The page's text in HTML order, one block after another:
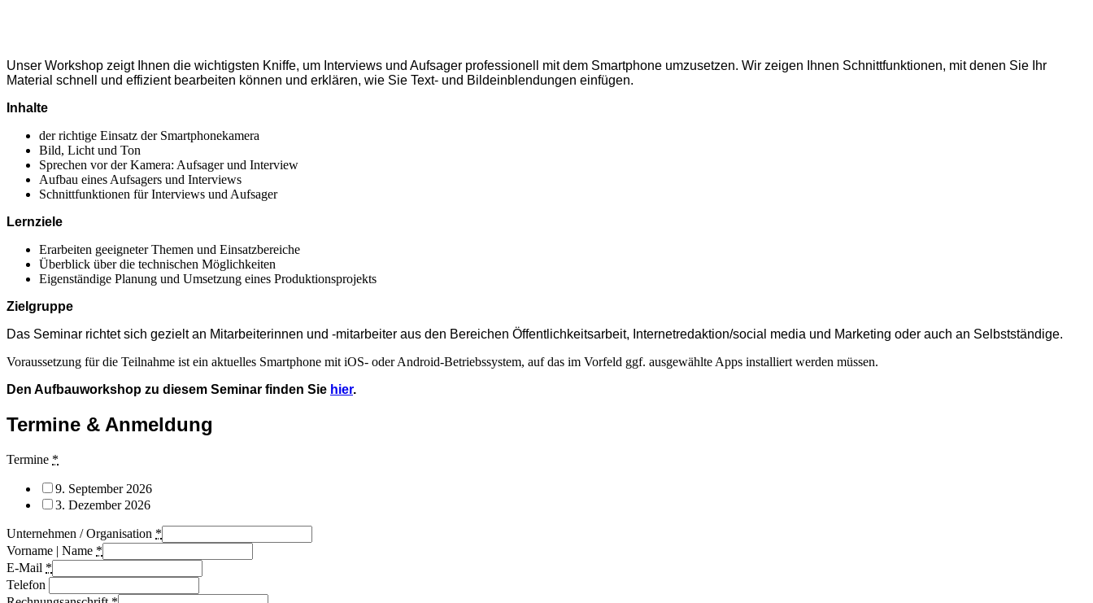
Unser Workshop zeigt Ihnen die wichtigsten Kniffe, um Interviews und Aufsager professionell mit dem Smartphone umzusetzen. Wir zeigen Ihnen Schnittfunktionen, mit denen Sie Ihr
Material schnell und effizient bearbeiten können und erklären, wie Sie Text- und Bildeinblendungen einfügen.
Inhalte
der richtige Einsatz der Smartphonekamera
Bild, Licht und Ton
Sprechen vor der Kamera: Aufsager und Interview
Aufbau eines Aufsagers und Interviews
Schnittfunktionen für Interviews und Aufsager
Lernziele
Erarbeiten geeigneter Themen und Einsatzbereiche
Überblick über die technischen Möglichkeiten
Eigenständige Planung und Umsetzung eines Produktionsprojekts
Zielgruppe
Das Seminar richtet sich gezielt an Mitarbeiterinnen und -mitarbeiter aus den Bereichen Öffentlichkeitsarbeit, Internetredaktion/social media und Marketing oder auch an Selbstständige.
Voraussetzung für die Teilnahme ist ein aktuelles Smartphone mit iOS- oder Android-Betriebssystem, auf das im Vorfeld ggf. ausgewählte Apps installiert werden müssen.
Den Aufbauworkshop zu diesem Seminar finden Sie hier.
Termine & Anmeldung
Termine *
9. September 2026
3. Dezember 2026
Unternehmen / Organisation *
Vorname | Name *
E-Mail *
Telefon